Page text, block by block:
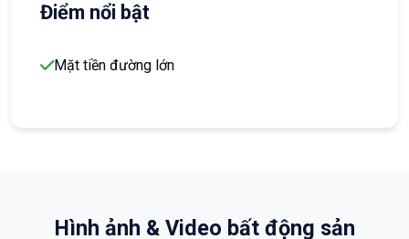
Điểm nổi bật
Mặt tiền đường lớn
Hình ảnh & Video bất động sản